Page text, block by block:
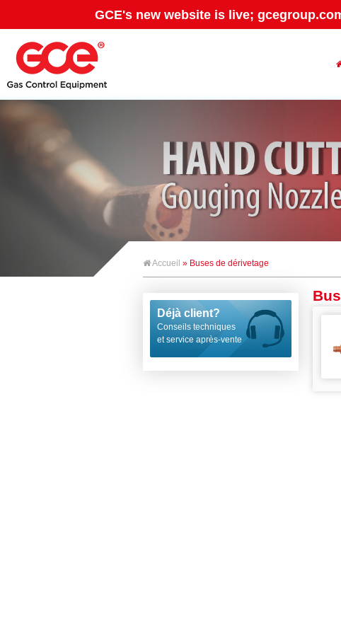
GCE's new website is live;
Accueil » Buses de dérivetage
Déjà client?
Conseils techniques
et service après-vente